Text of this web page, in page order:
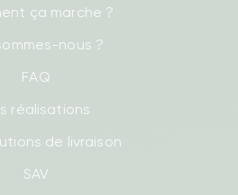
ça marche ?
nous ?
FAQ
réalisations
de livraison
SAV